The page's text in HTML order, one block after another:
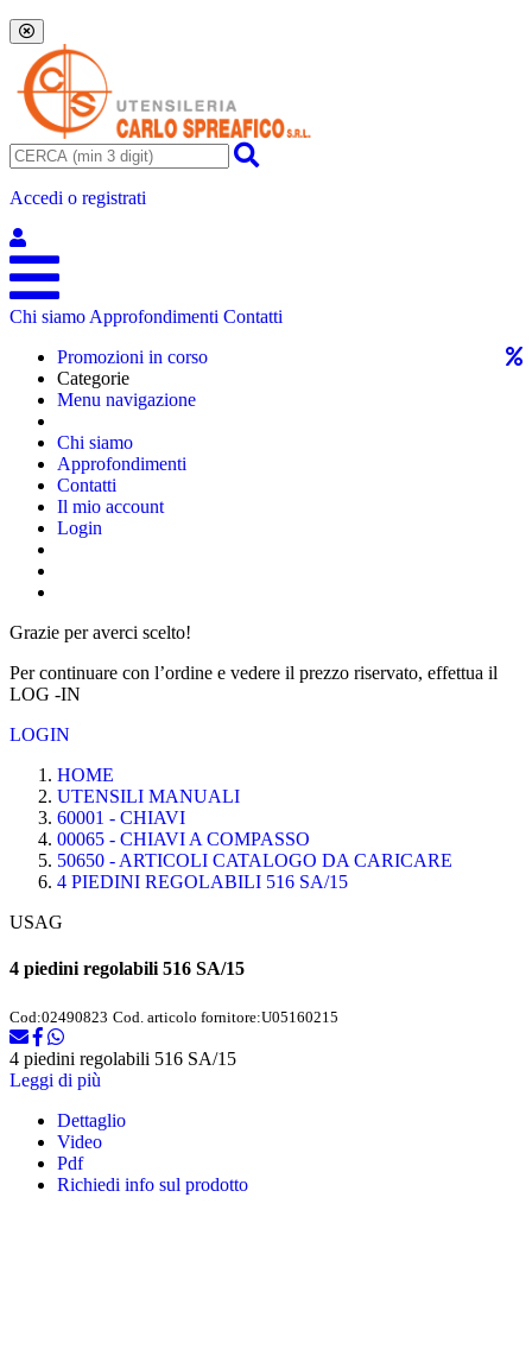
Accedi o registrati
Chi siamo Approfondimenti Contatti
Promozioni in corso
Categorie
Menu navigazione
Chi siamo
Approfondimenti
Contatti
Il mio account
Login
Grazie per averci scelto!
Per continuare con l’ordine e vedere il prezzo riservato, effettua il
LOG -IN
LOGIN
HOME
UTENSILI MANUALI
60001 - CHIAVI
00065 - CHIAVI A COMPASSO
50650 - ARTICOLI CATALOGO DA CARICARE
4 PIEDINI REGOLABILI 516 SA/15
USAG
4 piedini regolabili 516 SA/15
Cod:02490823 Cod. articolo fornitore:U05160215
4 piedini regolabili 516 SA/15
Leggi di più
Dettaglio
Video
Pdf
Richiedi info sul prodotto